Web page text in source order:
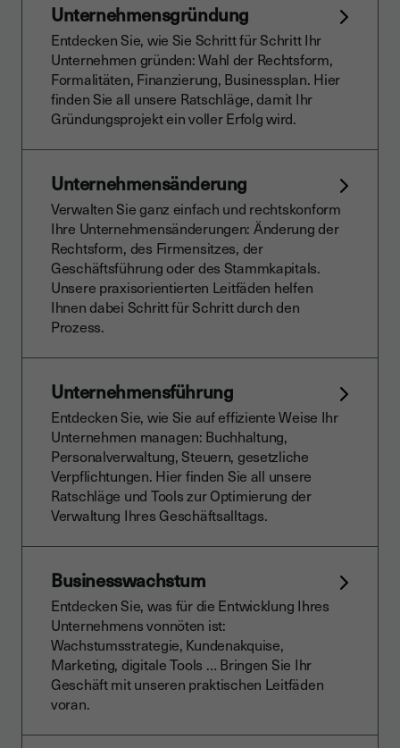
Unternehmensgründung
Entdecken Sie, wie Sie Schritt für Schritt Ihr
Unternehmen gründen: Wahl der Rechtsform,
Formalitäten, Finanzierung, Businessplan. Hier
finden Sie all unsere Ratschläge, damit Ihr
Gründungsprojekt ein voller Erfolg wird.
Unternehmensänderung
Verwalten Sie ganz einfach und rechtskonform
Ihre Unternehmensänderungen: Änderung der
Rechtsform, des Firmensitzes, der
Geschäftsführung oder des Stammkapitals.
Unsere praxisorientierten Leitfäden helfen
Ihnen dabei Schritt für Schritt durch den
Prozess.
Unternehmensführung
Entdecken Sie, wie Sie auf effiziente Weise Ihr
Unternehmen managen: Buchhaltung,
Personalverwaltung, Steuern, gesetzliche
Verpflichtungen. Hier finden Sie all unsere
Ratschläge und Tools zur Optimierung der
Verwaltung Ihres Geschäftsalltags.
Businesswachstum
Entdecken Sie, was für die Entwicklung Ihres
Unternehmens vonnöten ist:
Wachstumsstrategie, Kundenakquise,
Marketing, digitale Tools … Bringen Sie Ihr
Geschäft mit unseren praktischen Leitfäden
voran.